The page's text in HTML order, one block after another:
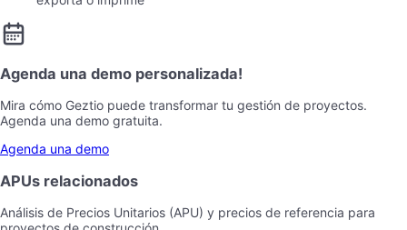
Agenda una demo personalizada!
Mira cómo Geztio puede transformar tu gestión de proyectos.
Agenda una demo gratuita.
Agenda una demo
APUs relacionados
Análisis de Precios Unitarios (APU) y precios de referencia para